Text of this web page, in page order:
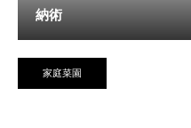
納術
家庭菜園